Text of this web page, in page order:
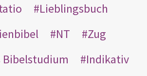
Lieblingsbuch
NT
Zug
Bibelstudium
Indikativ